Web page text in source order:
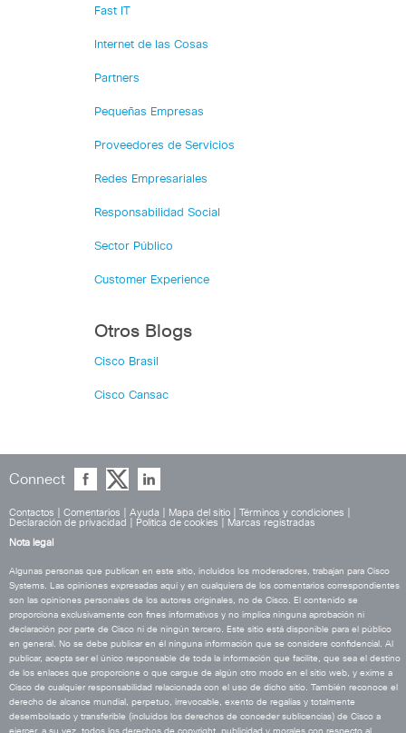
Fast IT
Internet de las Cosas
Partners
Pequeñas Empresas
Proveedores de Servicios
Redes Empresariales
Responsabilidad Social
Sector Público
Customer Experience
Otros Blogs
Cisco Brasil
Cisco Cansac
Connect
Contactos Comentarios Ayuda Mapa del sitio Términos y condiciones
Declaración de privacidad
Política de cookies
Marcas registradas
Nota legal
Algunas personas que publican en este sitio, incluidos los moderadores, trabajan para Cisco
Systems. Las opiniones expresadas aquí y en cualquiera de los comentarios correspondientes
son las opiniones personales de los autores originales, no de Cisco. El contenido se
proporciona exclusivamente con fines informativos y no implica ninguna aprobación ni
declaración por parte de Cisco ni de ningún tercero. Este sitio está disponible para el público
en general. No se debe publicar en él ninguna información que se considere confidencial. Al
publicar, acepta ser el único responsable de toda la información que facilite, que sea el destino
de los enlaces que proporcione o que cargue de algún otro modo en el sitio web, y exime a
Cisco de cualquier responsabilidad relacionada con el uso de dicho sitio. También reconoce el
derecho de alcance mundial, perpetuo, irrevocable, exento de regalías y totalmente
desembolsado y transferible (incluidos los derechos de conceder sublicencias) de Cisco a